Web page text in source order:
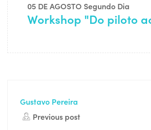
05 DE AGOSTO Segundo Dia
Workshop "Do piloto
Gustavo Pereira
Previous post